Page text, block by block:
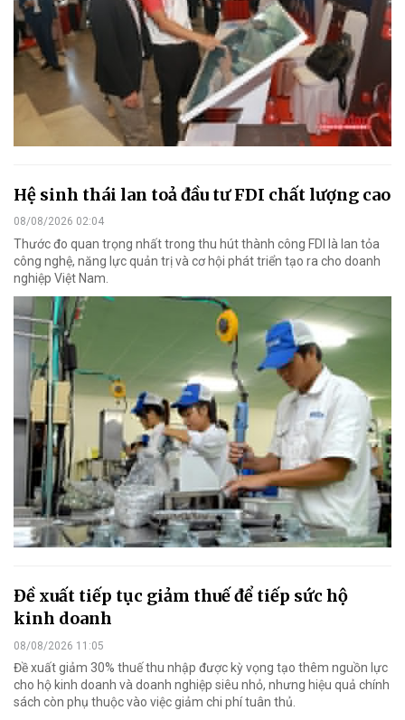
Hệ sinh thái lan toả đầu tư FDI chất lượng cao
08/08/2026 02:04
Thước đo quan trọng nhất trong thu hút thành công FDI là lan tỏa
công nghệ, năng lực quản trị và cơ hội phát triển tạo ra cho doanh
nghiệp Việt Nam.
Đề xuất tiếp tục giảm thuế để tiếp sức hộ
kinh doanh
08/08/2026 11:05
Đề xuất giảm 30% thuế thu nhập được kỳ vọng tạo thêm nguồn lực
cho hộ kinh doanh và doanh nghiệp siêu nhỏ, nhưng hiệu quả chính
sách còn phụ thuộc vào việc giảm chi phí tuân thủ.